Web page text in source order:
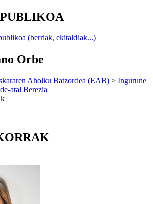
(berriak, ekitaldiak...)
Orbe
Aholku Batzordea (EAB) > Ingurune
atal Berezia